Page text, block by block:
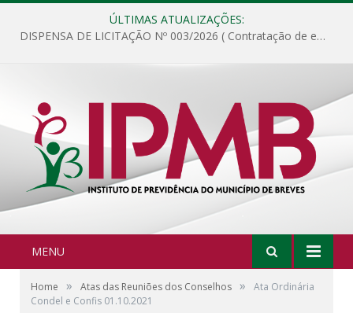
ÚLTIMAS ATUALIZAÇÕES:
DISPENSA DE LICITAÇÃO Nº 003/2026 ( Contratação de empresa para fornecimento de gêneros alimentícios não perecíveis, materiais de expediente, descartáveis, copa e cozinha, para análise e posterior publicação.)
MENU
Home » Atas das Reuniões dos Conselhos »
Ata Ordinária
Condel e Confis 01.10.2021